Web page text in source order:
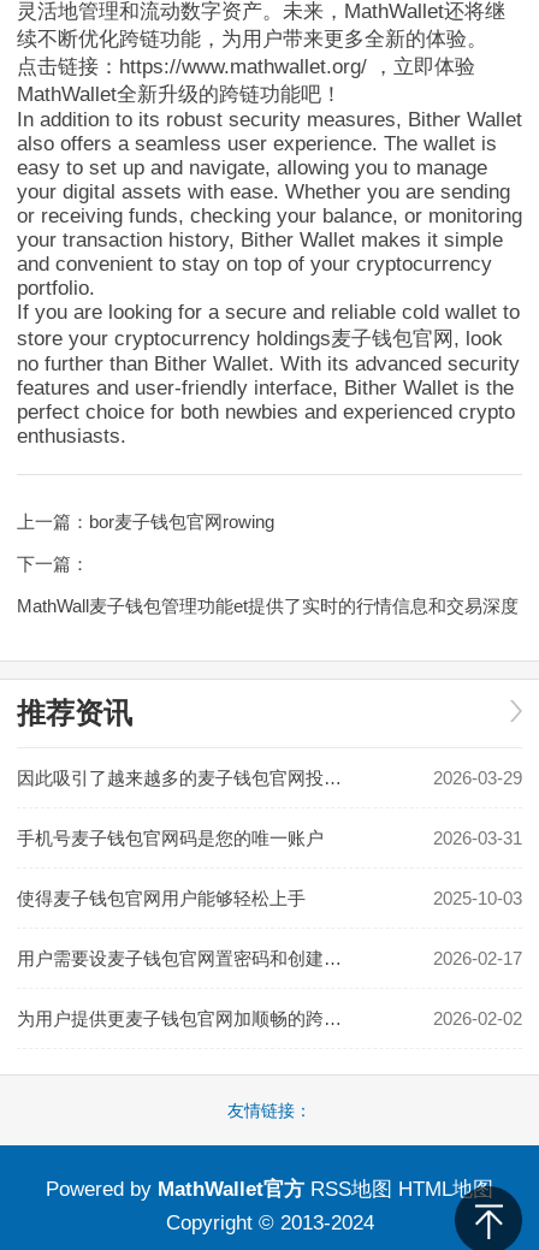
灵活地管理和流动数字资产。未来，MathWallet还将继
续不断优化跨链功能，为用户带来更多全新的体验。
点击链接：https://www.mathwallet.org/ ，立即体验
MathWallet全新升级的跨链功能吧！
In addition to its robust security measures, Bither Wallet
also offers a seamless user experience. The wallet is
easy to set up and navigate, allowing you to manage
your digital assets with ease. Whether you are sending
or receiving funds, checking your balance, or monitoring
your transaction history, Bither Wallet makes it simple
and convenient to stay on top of your cryptocurrency
portfolio.
If you are looking for a secure and reliable cold wallet to
store your cryptocurrency holdings麦子钱包官网, look
no further than Bither Wallet. With its advanced security
features and user-friendly interface, Bither Wallet is the
perfect choice for both newbies and experienced crypto
enthusiasts.
上一篇： bor麦子钱包官网rowing
下一篇：
MathWall麦子钱包管理功能et提供了实时的行情信息和交易深度
推荐资讯
因此吸引了越来越多的麦子钱包官网投资者和收藏家 2026-03-29
手机号麦子钱包官网码是您的唯一账户 2026-03-31
使得麦子钱包官网用户能够轻松上手 2025-10-03
用户需要设麦子钱包官网置密码和创建钱包 2026-02-17
为用户提供更麦子钱包官网加顺畅的跨链体验 2026-02-02
友情链接：
Powered by MathWallet官方 RSS地图
HTML地图
Copyright © 2013-2024